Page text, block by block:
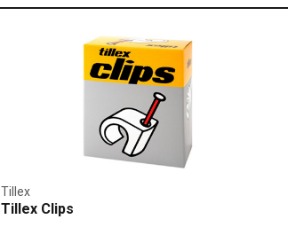
Tillex Clips
Tillex